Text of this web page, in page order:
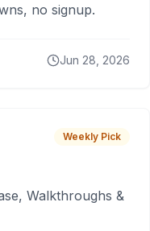
no signup.
Jun 28, 2026
Weekly Pick
Walkthroughs &